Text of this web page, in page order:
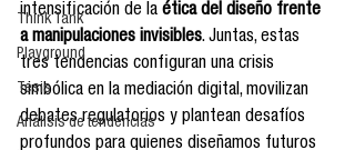
Think Tank
Playground
Tesis
Análisis de tendencias
intensificación de la ética del diseño frente
a manipulaciones invisibles. Juntas, estas
tres tendencias configuran una crisis
simbólica en la mediación digital, movilizan
debates regulatorios y plantean desafíos
profundos para quienes diseñamos futuros